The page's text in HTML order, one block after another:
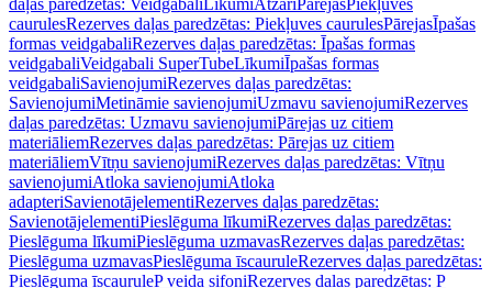
daļas paredzētas: Veidgabali LīkumiAtzari PārejasPiekļuves
caurulesRezerves daļas paredzētas: Piekļuves caurulesPārejasĪpašas
formas veidgabaliRezerves daļas paredzētas: Īpašas formas
veidgabaliVeidgabali SuperTubeLīkumiĪpašas formas
veidgabaliSavienojumiRezerves daļas paredzētas:
SavienojumiMetināmie savienojumiUzmavu savienojumiRezerves
daļas paredzētas: Uzmavu savienojumiPārejas uz citiem
materiāliemRezerves daļas paredzētas: Pārejas uz citiem
materiāliemVītņu savienojumiRezerves daļas paredzētas: Vītņu
savienojumiAtloka savienojumiAtloka
adapteriSavienotājelementiRezerves daļas paredzētas:
SavienotājelementiPieslēguma līkumiRezerves daļas paredzētas:
Pieslēguma līkumiPieslēguma uzmavasRezerves daļas paredzētas:
Pieslēguma uzmavasPieslēguma īscauruleRezerves daļas paredzētas:
Pieslēguma īscauruleP veida sifoniRezerves daļas paredzētas: P